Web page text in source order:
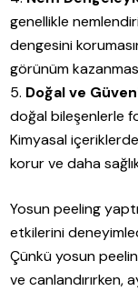
genellikle
dengesini
görünüm
Doğal ve
doğal bileşenlerle
Kimyasal
korur ve daha
Yosun peeling
etkilerini
Çünkü yosun
ve canlandırırken,